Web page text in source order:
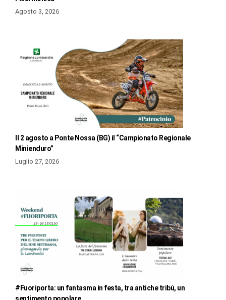
Agosto 3, 2026
Il 2 agosto a Ponte Nossa (BG) il “Campionato Regionale
Minienduro”
Luglio 27, 2026
#Fuoriporta: un fantasma in festa, tra antiche tribù, un
sentimento popolare